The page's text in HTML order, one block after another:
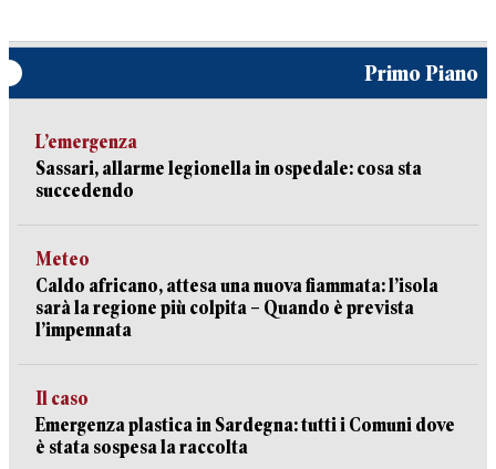
Primo Piano
L’emergenza
Sassari, allarme legionella in ospedale: cosa sta
succedendo
Meteo
Caldo africano, attesa una nuova fiammata: l’isola
sarà la regione più colpita – Quando è prevista
l’impennata
Il caso
Emergenza plastica in Sardegna: tutti i Comuni dove
è stata sospesa la raccolta